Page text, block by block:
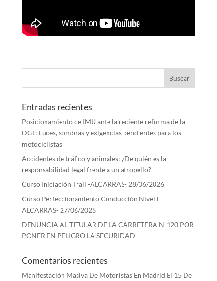
Entradas recientes
Posicionamiento de IMU ante la reciente reforma de la
DGT: Luces, sombras y exigencias pendientes para los
motociclistas
Accidentes de tráfico y animales: ¿De quién es la
responsabilidad legal frente a un atropello?
Curso Iniciación Trail -ALCARRAS- 28/06/2026
Curso Perfeccionamiento Conducción Nivel I –
ALCARRAS- 27/06/2026
DENUNCIA AL TITULAR DE LA CARRETERA N-120 POR
PONER EN PELIGRO LA SEGURIDAD
Comentarios recientes
Manifestación Masiva De Motoristas En Madrid El 15 De